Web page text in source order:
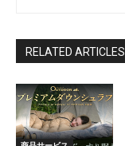
RELATED ARTICLES